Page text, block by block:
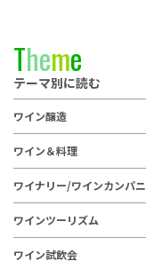
Theme
テーマ別に読む
ワイン醸造
ワイン＆料理
ワイナリー/ワインカンパ
ワインツーリズム
ワイン試飲会